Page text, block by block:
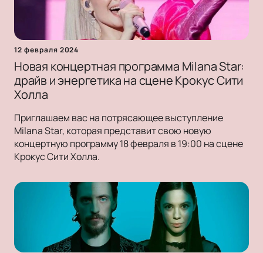
12 февраля 2024
Новая концертная программа Milana Star:
драйв и энергетика на сцене Крокус Сити
Холла
Приглашаем вас на потрясающее выступление
Milana Star, которая представит свою новую
концертную программу 18 февраля в 19:00 на сцене
Крокус Сити Холла.